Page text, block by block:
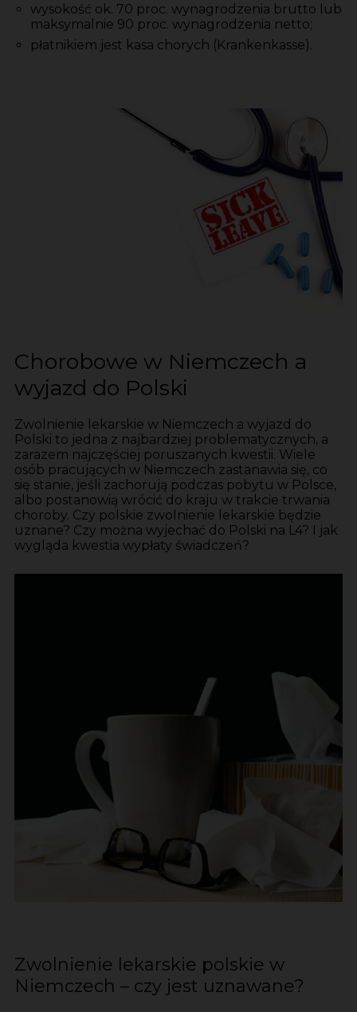
wysokość ok. 70 proc. wynagrodzenia brutto lub
maksymalnie 90 proc. wynagrodzenia netto;
płatnikiem jest kasa chorych (Krankenkasse).
Chorobowe w Niemczech a
wyjazd do Polski
Zwolnienie lekarskie w Niemczech a wyjazd do
Polski to jedna z najbardziej problematycznych, a
zarazem najczęściej poruszanych kwestii. Wiele
osób pracujących w Niemczech zastanawia się, co
się stanie, jeśli zachorują podczas pobytu w Polsce,
albo postanowią wrócić do kraju w trakcie trwania
choroby. Czy polskie zwolnienie lekarskie będzie
uznane? Czy można wyjechać do Polski na L4? I jak
wygląda kwestia wypłaty świadczeń?
Zwolnienie lekarskie polskie w
Niemczech – czy jest uznawane?